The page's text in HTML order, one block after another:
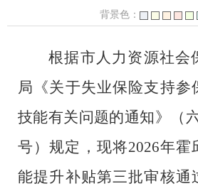
背景色：
根据市人力资源社会
局《关于失业保险支持参
技能有关问题的通知》（
号）规定，现将2026年霍
能提升补贴第三批审核通